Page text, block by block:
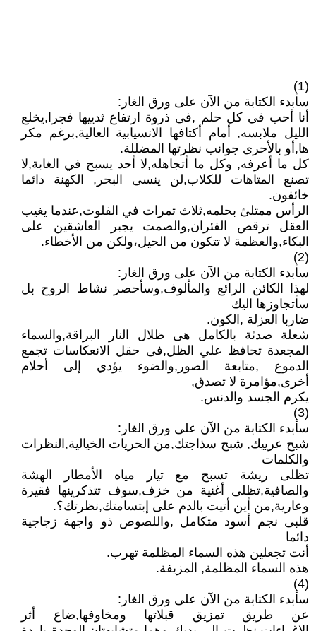
(1)
سأبدء الكتابة من الآن على ورق الغار:
أنا أحب في كل حلم ,فى ذروة ارتفاع ثدييها فجرا,يخلع
الليل ملابسه, أمام أكتافها الانسيابية العالية,برغم مكر
ها,أو بالأحرى جوانب نظرتها المضللة.
كل ما أعرفه, وكل ما أتجاهله,لا أحد يسبح في الغابة,لا
تصنع المتاهات للكلاب,لن ينسى البحر, الكهنة دائما
خائفون.
الرأس ممتلئ بحلمه,ثلاث تمرات في الفلوت,عندما يغيب
العقل ترقص الفئران,والصمت يجبر العاشقين على
البكاء,والعظمة لا تتكون من الحيل،ولكن من الأخطاء.
(2)
سأبدء الكتابة من الآن على ورق الغار:
لهذا الكائن الرائع والمألوف,وسأحصر نشاط الروح بل
سأتجاوزها اليك
ضاربا العزلة ,الكون.
شعلة صدئة بالكامل هى ظلال النار البراقة,والسماء
المجعدة تحافظ علي الظل,فى حقل الانعكاسات تجمع
الدموع ,متابعة الصور,والضوء يؤدي إلى أحلام
أخرى,مؤامرة لا تصدق,
يكرم الجسد والدنس.
(3)
سأبدء الكتابة من الآن على ورق الغار:
شبح عرييك, شبح سذاجتك,من الحريات الخيالية,النظرات
والكلمات
تظلى ريشة تسبح مع تيار مياه الأمطار الهشة
والصافية,تظلى أغنية من خزف,سوف تتذكرينها فقيرة
وعارية,من أين أتيت بالدم على إبتسامتك,نظرتك؟.
قلبى نجم أسود متكامل ,واللصوص ذو واجهة زجاجية
دائما
أنت تجعلين هذه السماء المظلمة تهرب.
هذه السماء المظلمة, المزيفة.
(4)
سأبدء الكتابة من الآن على ورق الغار:
عن طريق تمزيق قبلاتها ومخاوفها,ضاع أثر